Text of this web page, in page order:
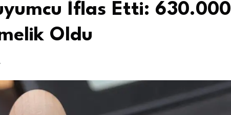
İflas Etti: 630.000
Oldu